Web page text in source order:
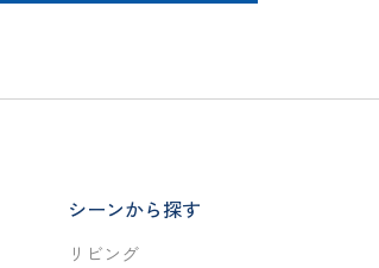
シーンから探す
リビング